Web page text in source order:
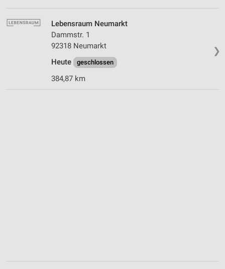
❯
Lebensraum Neumarkt
Dammstr. 1
92318 Neumarkt
Heute
geschlossen
384,87 km